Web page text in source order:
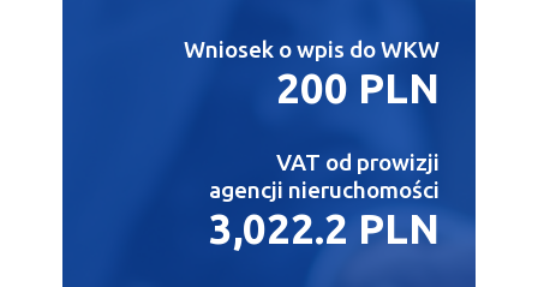
Wniosek o wpis do WKW
200 PLN
VAT od prowizji
agencji nieruchomości
3,022.2 PLN